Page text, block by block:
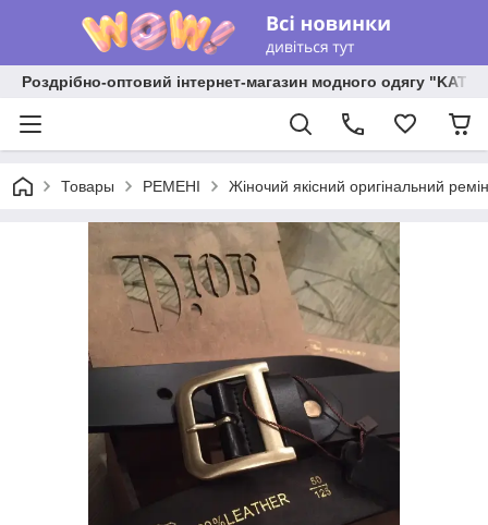
Роздрібно-оптовий інтернет-магазин модного одягу
Товары РЕМЕНІ Жіночий якісний оригінальний